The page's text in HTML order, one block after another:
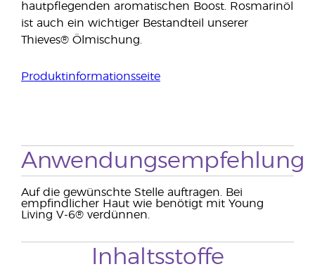
hautpflegenden aromatischen Boost. Rosmarinöl
ist auch ein wichtiger Bestandteil unserer
Thieves® Ölmischung.
Produktinformationsseite
Anwendungsempfehlung
Auf die gewünschte Stelle auftragen. Bei
empfindlicher Haut wie benötigt mit Young
Living V-6® verdünnen.
Inhaltsstoffe